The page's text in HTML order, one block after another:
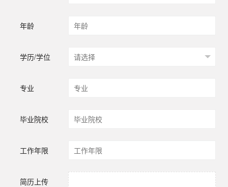
年龄
学历/学位
专业
毕业院校
工作年限
简历上传